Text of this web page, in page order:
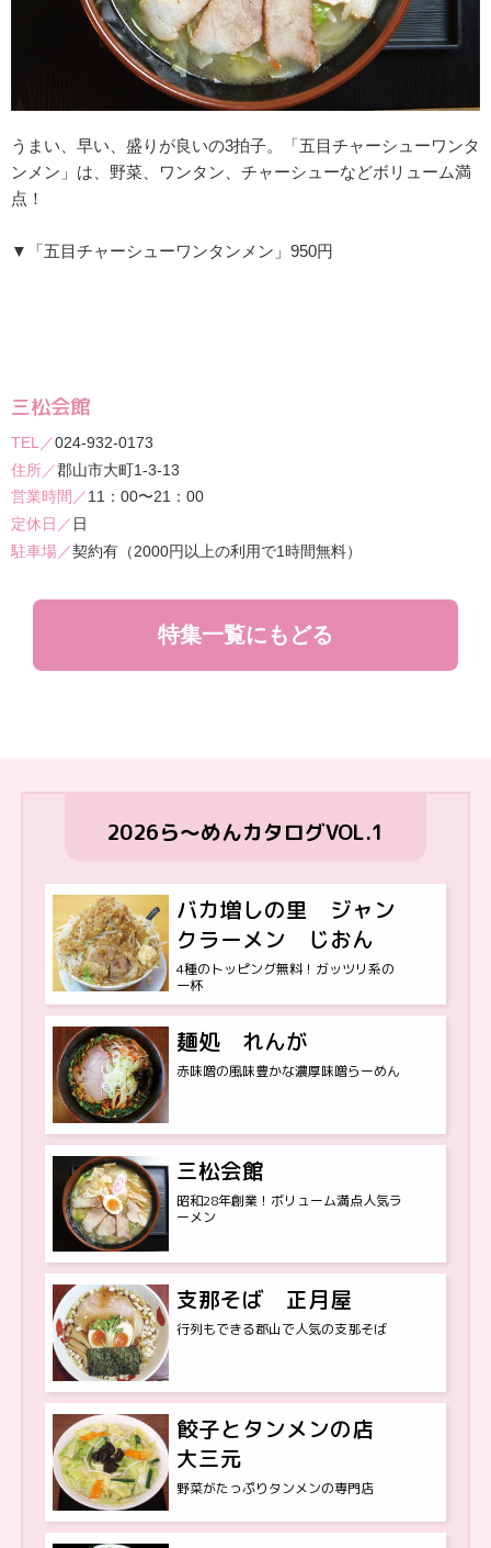
うまい、早い、盛りが良いの3拍子。「五目チャーシューワンタ
ンメン」は、野菜、ワンタン、チャーシューなどボリューム満
点！
▼「五目チャーシューワンタンメン」950円
三松会館
024-932-0173
郡山市大町1-3-13
11：00〜21：00
日
契約有（2000円以上の利用で1時間無料）
特集一覧にもどる
2026ら〜めんカタログVOL.1
バカ増しの里 ジャン
クラーメン じおん
4種のトッピング無料！ガッツリ系の
一杯
麺処 れんが
赤味噌の風味豊かな濃厚味噌らーめん
三松会館
昭和28年創業！ボリューム満点人気ラ
ーメン
支那そば 正月屋
行列もできる郡山で人気の支那そば
餃子とタンメンの店
大三元
野菜がたっぷりタンメンの専門店